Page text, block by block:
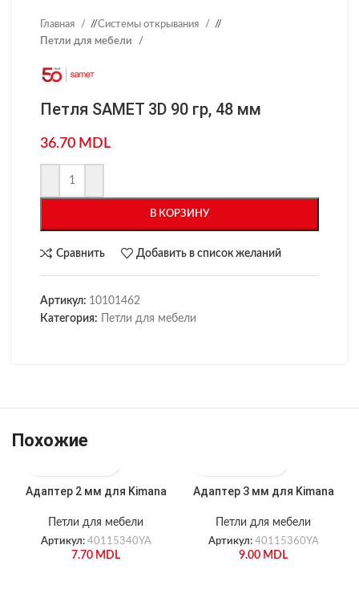
Главная / Системы открывания
/
Петли для мебели
Петля SAMET 3D 90 гр, 48 мм
36.70 MDL
В КОРЗИНУ
Сравнить Добавить в список желаний
Артикул: 10101462
Категория:
Петли для мебели
Похожие
Адаптер 2 мм для Kimana
Петли для мебели
Артикул: 40115340YA
7.70 MDL
Адаптер 3 мм для Kimana
Петли для мебели
Артикул: 40115360YA
9.00 MDL